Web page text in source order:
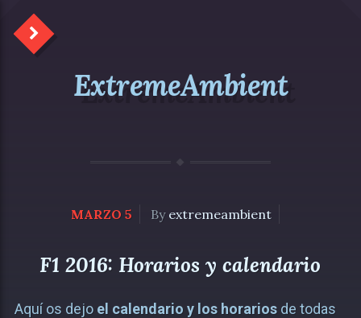
ExtremeAmbient
MARZO 5 By extremeambient
F1 2016: Horarios y calendario
Aquí os dejo el calendario y los horariosde todas